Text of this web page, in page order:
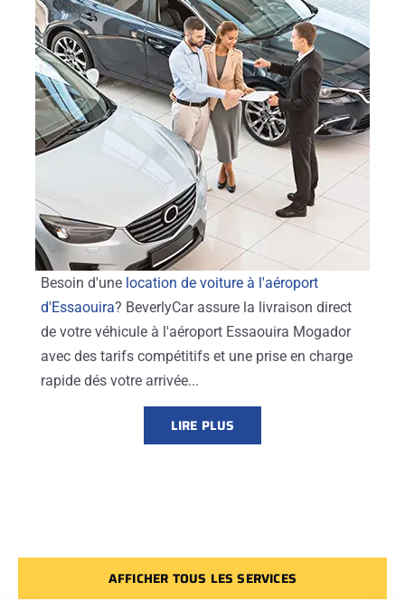
Besoin d'une location de voiture à l'aéroport
d'Essaouira? BeverlyCar assure la livraison direct
de votre véhicule à l'aéroport Essaouira Mogador
avec des tarifs compétitifs et une prise en charge
rapide dés votre arrivée...
LIRE PLUS
AFFICHER TOUS LES SERVICES